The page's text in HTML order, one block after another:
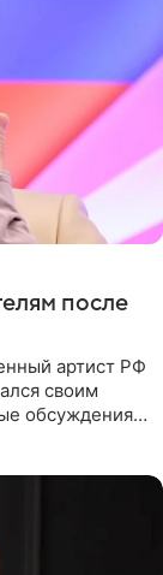
после
артист РФ
своим
обсуждения